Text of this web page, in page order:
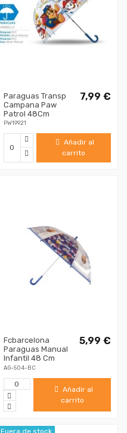
Paraguas Transp
Campana Paw
Patrol 48Cm
PW19921
7,99 €
Añadir al
carrito
Fcbarcelona
Paraguas Manual
Infantil 48 Cm
AG-504-BC
5,99 €
Añadir al
carrito
Fuera de stock